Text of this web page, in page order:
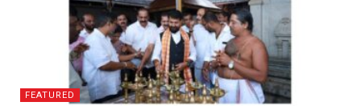
FEATURED